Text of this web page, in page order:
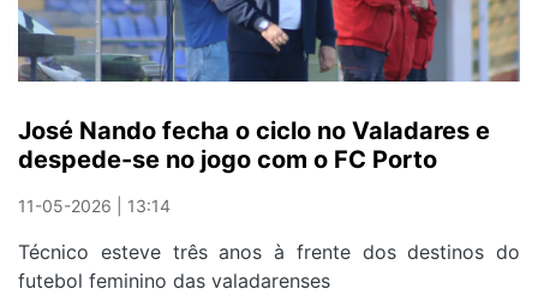
José Nando fecha o ciclo no Valadares e
despede-se no jogo com o FC Porto
11-05-2026 | 13:14
Técnico esteve três anos à frente dos destinos do
futebol feminino das valadarenses